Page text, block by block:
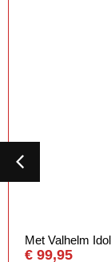
Met Valhelm
€ 99,95